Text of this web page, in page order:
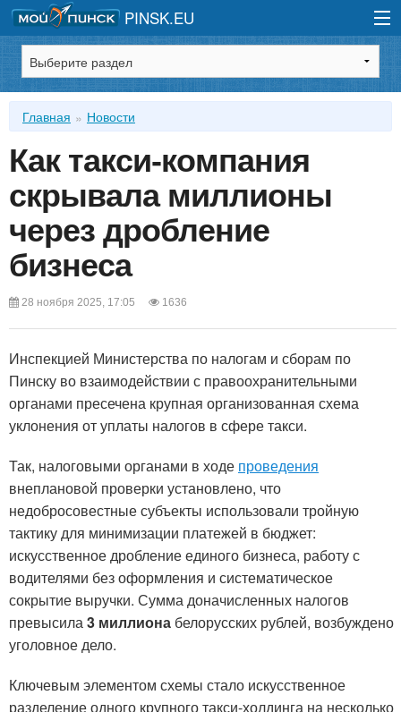
PINSK.EU
Зарегистрироваться
Главная Новости
Как такси-компания
скрывала миллионы
через дробление
бизнеса
28 ноября 2025, 17:05 1636
Инспекцией Министерства по налогам и сборам по
Пинску во взаимодействии с правоохранительными
органами пресечена крупная организованная схема
уклонения от уплаты налогов в сфере такси.
Так, налоговыми органами в ходе проведения
внеплановой проверки установлено, что
недобросовестные субъекты использовали тройную
тактику для минимизации платежей в бюджет:
искусственное дробление единого бизнеса, работу с
водителями без оформления и систематическое
сокрытие выручки. Сумма доначисленных налогов
превысила3 миллиона белорусских рублей, возбуждено
уголовное дело.
Ключевым элементом схемы стало искусственное
разделение одного крупного такси-холдинга на несколько